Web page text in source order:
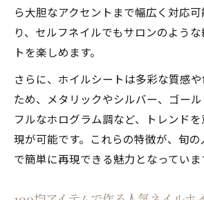
ネイルホイルで叶えるプロ
の極意
セルフで実現するサロン級
イル術
ホイルアートで差がつく上
作り方
ネイルホイルシートを使っ
ネイル
ら大胆なアクセントまで幅広く対応
り、セルフネイルでもサロンのよう
トを楽しめます。
さらに、ホイルシートは多彩な質感
ため、メタリックやシルバー、ゴー
フルなホログラム調など、トレンド
現が可能です。これらの特徴が、旬
で簡単に再現できる魅力となっていま